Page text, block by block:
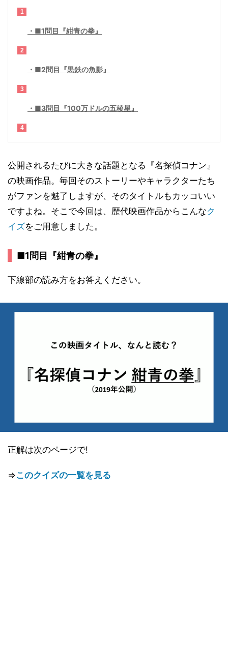
1
■1問目『紺青の拳』
2
■2問目『黒鉄の魚影』
3
■3問目『100万ドルの五稜星』
4
公開されるたびに大きな話題となる『名探偵コナン』
の映画作品。毎回そのストーリーやキャラクターたち
がファンを魅了しますが、そのタイトルもカッコいい
ですよね。そこで今回は、歴代映画作品からこんなク
イズをご用意しました。
■1問目『紺青の拳』
下線部の読み方をお答えください。
正解は次のページで!
⇒このクイズの一覧を見る